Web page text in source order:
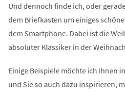
Und dennoch finde ich, oder
dem Briefkasten um einiges
dem Smartphone. Dabei ist die
absoluter Klassiker in der
Einige Beispiele möchte ich Ihnen
und Sie so auch dazu inspirieren,